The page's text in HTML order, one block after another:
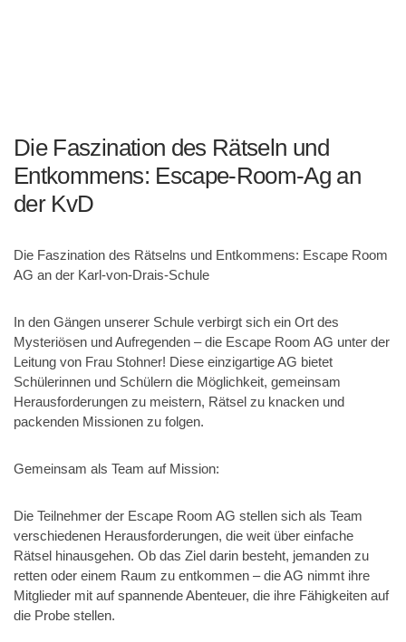
Die Faszination des Rätseln und
Entkommens: Escape-Room-Ag an
der KvD
Die Faszination des Rätselns und Entkommens: Escape Room
AG an der Karl-von-Drais-Schule
In den Gängen unserer Schule verbirgt sich ein Ort des
Mysteriösen und Aufregenden – die Escape Room AG unter der
Leitung von Frau Stohner! Diese einzigartige AG bietet
Schülerinnen und Schülern die Möglichkeit, gemeinsam
Herausforderungen zu meistern, Rätsel zu knacken und
packenden Missionen zu folgen.
Gemeinsam als Team auf Mission:
Die Teilnehmer der Escape Room AG stellen sich als Team
verschiedenen Herausforderungen, die weit über einfache
Rätsel hinausgehen. Ob das Ziel darin besteht, jemanden zu
retten oder einem Raum zu entkommen – die AG nimmt ihre
Mitglieder mit auf spannende Abenteuer, die ihre Fähigkeiten auf
die Probe stellen.